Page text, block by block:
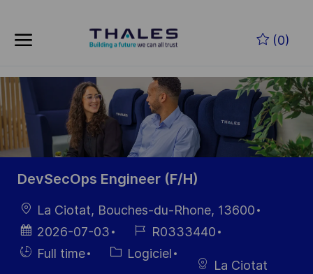
(0)
-
DevSecOps Engineer (F/H)
localisation
La Ciotat, Bouches-du-Rhone, 13600
Date
d’affichage
2026-07-03
Référence
du poste
R0333440
HiringFull time Catégorie
Logiciel
La Ciotat